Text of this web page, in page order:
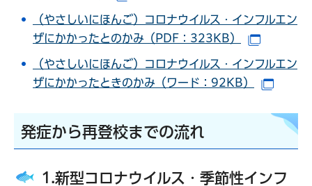
（やさしいにほんご）コロナウイルス・インフルエン
ザにかかったとのかみ（PDF：323KB）
（やさしいにほんご）コロナウイルス・インフルエン
ザにかかったときのかみ（ワード：92KB）
発症から再登校までの流れ
1.新型コロナウイルス・季節性インフ